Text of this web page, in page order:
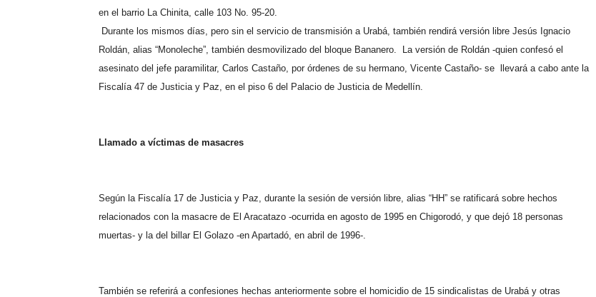
en el barrio La Chinita, calle 103 No. 95-20.
Durante los mismos días, pero sin el servicio de transmisión a Urabá, también rendirá versión libre Jesús Ignacio
Roldán, alias “Monoleche”, también desmovilizado del bloque Bananero.
La versión de Roldán -quien confesó el
asesinato del jefe paramilitar, Carlos Castaño, por órdenes de su hermano, Vicente Castaño- se
llevará a cabo ante la
Fiscalía 47 de Justicia y Paz, en el piso 6 del Palacio de Justicia de Medellín.
Llamado a víctimas de masacres
Según la Fiscalía 17 de Justicia y Paz, durante la sesión de versión libre, alias “HH” se ratificará sobre hechos
relacionados con la masacre de El Aracatazo -ocurrida en agosto de 1995 en Chigorodó, y que dejó 18 personas
muertas- y la del billar El Golazo -en Apartadó, en abril de 1996-.
También se referirá a confesiones hechas anteriormente sobre el homicidio de 15 sindicalistas de Urabá y otras